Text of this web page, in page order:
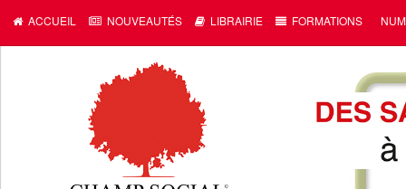
ACCUEIL NOUVEAUTÉS LIBRAIRIE FORMATIONS